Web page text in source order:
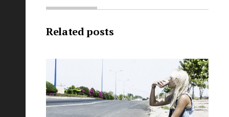
Related posts